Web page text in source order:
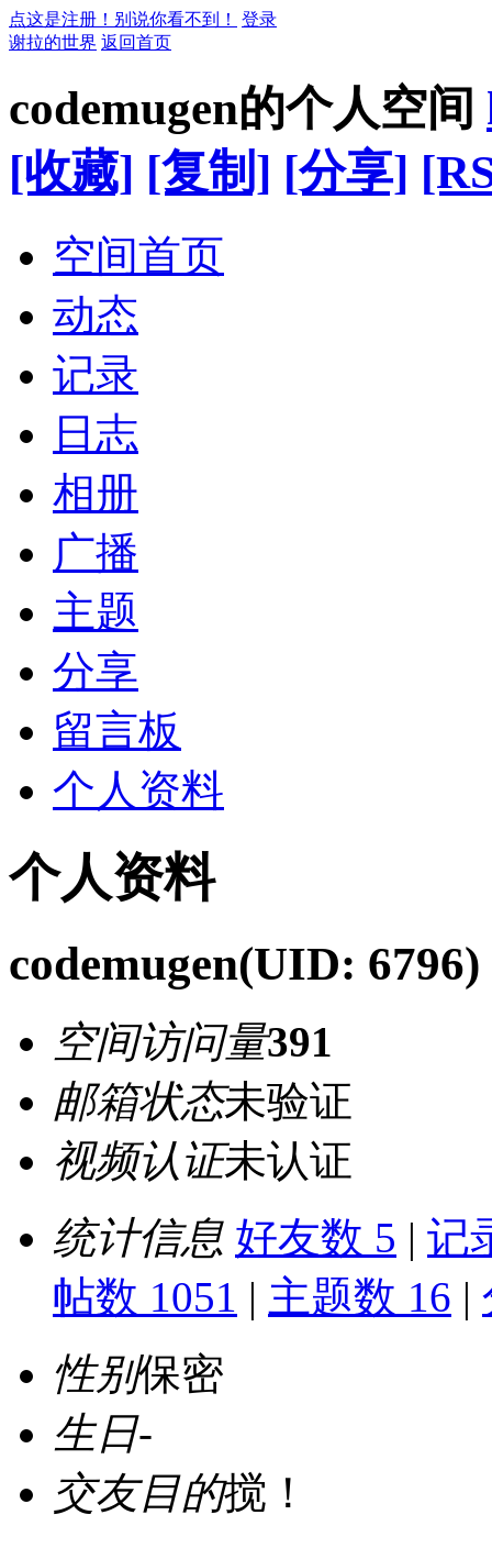
点这是注册！别说你看不到！
登录
谢拉的世界 返回首页
codemugen的个人空间
[收藏] [复制] [分享]
空间首页
动态
记录
日志
相册
广播
主题
分享
留言板
个人资料
个人资料
codemugen(UID: 6796)
空间访问量391
邮箱状态未验证
视频认证未认证
统计信息 好友数 5 | 记
帖数 1051 | 主题数 16 |
性别保密
生日-
交友目的搅！